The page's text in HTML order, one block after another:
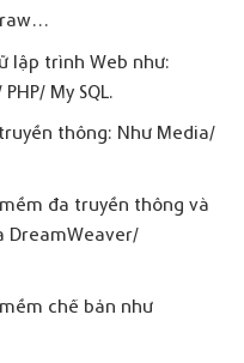
lập trình Web như:
My SQL.
thông: Như Media/
đa truyền thông và
DreamWeaver/
chế bản như